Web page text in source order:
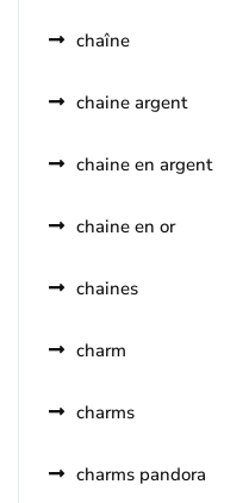
chaîne
chaine argent
chaine en argent
chaine en or
chaines
charm
charms
charms pandora